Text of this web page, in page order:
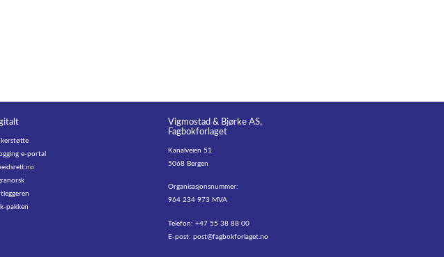
e-portal
pakken
Vigmostad & Bjørke AS,
Fagbokforlaget
Kanalveien 51
5068 Bergen
Organisasjonsnummer:
964 234 973 MVA
Telefon: +47 55 38 88 00
E-post: post@fagbokforlaget.no